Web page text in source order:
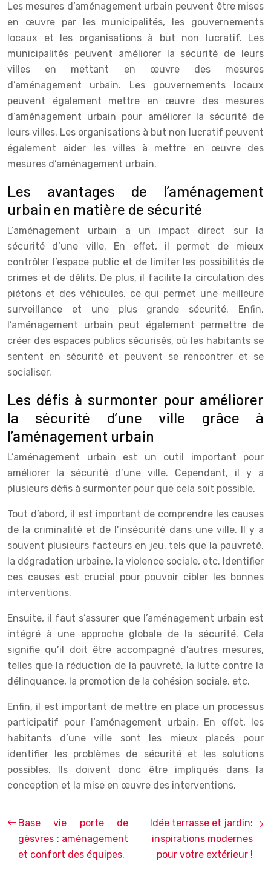
Les mesures d’aménagement urbain peuvent être mises
en œuvre par les municipalités, les gouvernements
locaux et les organisations à but non lucratif. Les
municipalités peuvent améliorer la sécurité de leurs
villes en mettant en œuvre des mesures
d’aménagement urbain. Les gouvernements locaux
peuvent également mettre en œuvre des mesures
d’aménagement urbain pour améliorer la sécurité de
leurs villes. Les organisations à but non lucratif peuvent
également aider les villes à mettre en œuvre des
mesures d’aménagement urbain.
Les avantages de l’aménagement
urbain en matière de sécurité
L’aménagement urbain a un impact direct sur la
sécurité d’une ville. En effet, il permet de mieux
contrôler l’espace public et de limiter les possibilités de
crimes et de délits. De plus, il facilite la circulation des
piétons et des véhicules, ce qui permet une meilleure
surveillance et une plus grande sécurité. Enfin,
l’aménagement urbain peut également permettre de
créer des espaces publics sécurisés, où les habitants se
sentent en sécurité et peuvent se rencontrer et se
socialiser.
Les défis à surmonter pour améliorer
la sécurité d’une ville grâce à
l’aménagement urbain
L’aménagement urbain est un outil important pour
améliorer la sécurité d’une ville. Cependant, il y a
plusieurs défis à surmonter pour que cela soit possible.
Tout d’abord, il est important de comprendre les causes
de la criminalité et de l’insécurité dans une ville. Il y a
souvent plusieurs facteurs en jeu, tels que la pauvreté,
la dégradation urbaine, la violence sociale, etc. Identifier
ces causes est crucial pour pouvoir cibler les bonnes
interventions.
Ensuite, il faut s’assurer que l’aménagement urbain est
intégré à une approche globale de la sécurité. Cela
signifie qu’il doit être accompagné d’autres mesures,
telles que la réduction de la pauvreté, la lutte contre la
délinquance, la promotion de la cohésion sociale, etc.
Enfin, il est important de mettre en place un processus
participatif pour l’aménagement urbain. En effet, les
habitants d’une ville sont les mieux placés pour
identifier les problèmes de sécurité et les solutions
possibles. Ils doivent donc être impliqués dans la
conception et la mise en œuvre des interventions.
Base vie porte de
gèsvres : aménagement
et confort des équipes.
Idée terrasse et jardin:
inspirations modernes
pour votre extérieur !